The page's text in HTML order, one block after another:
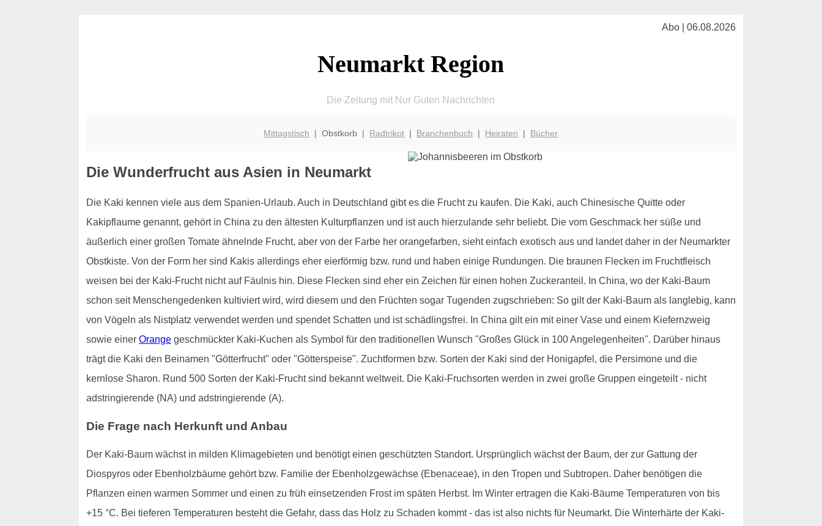
Abo | 06.08.2026
Neumarkt Region
Die Zeitung mit Nur Guten Nachrichten
Mittagstisch | Obstkorb | Radtrikot | Branchenbuch | Heiraten | Bücher
Die Wunderfrucht aus Asien in Neumarkt
Die Kaki kennen viele aus dem Spanien-Urlaub. Auch in Deutschland gibt es die Frucht zu kaufen. Die Kaki, auch Chinesische Quitte oder
Kakipflaume genannt, gehört in China zu den ältesten Kulturpflanzen und ist auch hierzulande sehr beliebt. Die vom Geschmack her süße und
äußerlich einer großen Tomate ähnelnde Frucht, aber von der Farbe her orangefarben, sieht einfach exotisch aus und landet daher in der Neumarkter
Obstkiste. Von der Form her sind Kakis allerdings eher eierförmig bzw. rund und haben einige Rundungen. Die braunen Flecken im Fruchtfleisch
weisen bei der Kaki-Frucht nicht auf Fäulnis hin. Diese Flecken sind eher ein Zeichen für einen hohen Zuckeranteil. In China, wo der Kaki-Baum
schon seit Menschengedenken kultiviert wird, wird diesem und den Früchten sogar Tugenden zugschrieben: So gilt der Kaki-Baum als langlebig, kann
von Vögeln als Nistplatz verwendet werden und spendet Schatten und ist schädlingsfrei. In China gilt ein mit einer Vase und einem Kiefernzweig
sowie einer Orangegeschmückter Kaki-Kuchen als Symbol für den traditionellen Wunsch "Großes Glück in 100 Angelegenheiten". Darüber hinaus
trägt die Kaki den Beinamen "Götterfrucht" oder "Götterspeise". Zuchtformen bzw. Sorten der Kaki sind der Honigapfel, die Persimone und die
kernlose Sharon. Rund 500 Sorten der Kaki-Frucht sind bekannt weltweit. Die Kaki-Fruchsorten werden in zwei große Gruppen eingeteilt - nicht
adstringierende (NA) und adstringierende (A).
Die Frage nach Herkunft und Anbau
Der Kaki-Baum wächst in milden Klimagebieten und benötigt einen geschützten Standort. Ursprünglich wächst der Baum, der zur Gattung der
Diospyros oder Ebenholzbäume gehört bzw. Familie der Ebenholzgewächse (Ebenaceae), in den Tropen und Subtropen. Daher benötigen die
Pflanzen einen warmen Sommer und einen zu früh einsetzenden Frost im späten Herbst. Im Winter ertragen die Kaki-Bäume Temperaturen von bis
+15 °C. Bei tieferen Temperaturen besteht die Gefahr, dass das Holz zu Schaden kommt - das ist also nichts für Neumarkt. Die Winterhärte der Kaki-